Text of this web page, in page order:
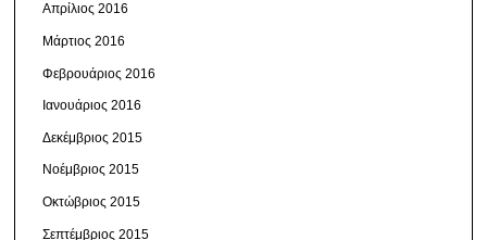
Απρίλιος 2016
Μάρτιος 2016
Φεβρουάριος 2016
Ιανουάριος 2016
Δεκέμβριος 2015
Νοέμβριος 2015
Οκτώβριος 2015
Σεπτέμβριος 2015